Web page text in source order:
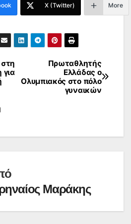
X (Twitter) More
Πρωταθλητής
Ελλάδας ο
Ολυμπιακός στο πόλο
γυναικών
για
Μαράκης